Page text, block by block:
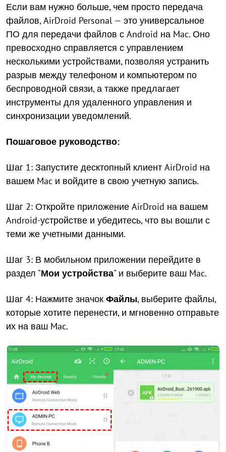
Если вам нужно больше, чем просто передача
файлов, AirDroid Personal — это универсальное
ПО для передачи файлов с Android на Mac. Оно
превосходно справляется с управлением
несколькими устройствами, позволяя устранить
разрыв между телефоном и компьютером по
беспроводной связи, а также предлагает
инструменты для удаленного управления и
синхронизации уведомлений.
Пошаговое руководство:
Шаг 1: Запустите десктопный клиент AirDroid на
вашем Mac и войдите в свою учетную запись.
Шаг 2: Откройте приложение AirDroid на вашем
Android-устройстве и убедитесь, что вы вошли с
теми же учетными данными.
Шаг 3: В мобильном приложении перейдите в
раздел "Мои устройства" и выберите ваш Mac.
Шаг 4: Нажмите значок Файлы, выберите файлы,
которые хотите перенести, и мгновенно отправьте
их на ваш Mac.